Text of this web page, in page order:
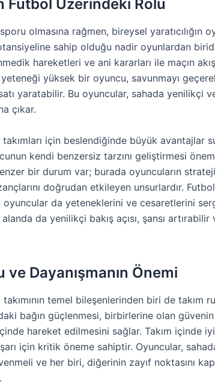
Futbol Üzerindeki Rolü
olmasına rağmen, bireysel yaratıcılığın
sahip olduğu nadir oyunlardan
hareketleri ve ani kararları ile maçın
yüksek bir oyuncu, savunmayı geçerek
yaratabilir. Bu oyuncular, sahada yenilikçi
çıkar.
takımları için beslendiğinde büyük avantajlar
kendi benzersiz tarzını geliştirmesi
bir durum var; burada oyuncuların
doğrudan etkileyen unsurlardır.
da yeteneklerini ve cesaretlerini
da yenilikçi bakış açısı, şansı artırabilir
ve Dayanışmanın Önemi
takımının temel bileşenlerinden biri de takım
bağın güçlenmesi, birbirlerine olan
hareket edilmesini sağlar. Takım içinde
için kritik öneme sahiptir. Oyuncular,
ve her biri, diğerinin zayıf noktasını